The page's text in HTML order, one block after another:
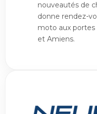
nouveautés de
donne rendez-
moto aux portes
et Amiens.